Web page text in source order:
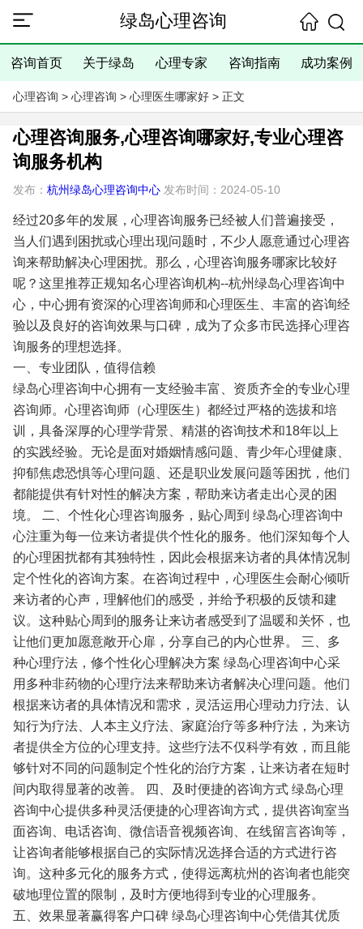
绿岛心理咨询
咨询首页 关于绿岛 心理专家 咨询指南 成功案例
心理咨询 > 心理咨询 > 心理医生哪家好> 正文
心理咨询服务,心理咨询哪家好,专业心理咨
询服务机构
发布： 杭州绿岛心理咨询中心发布时间：2024-05-10
经过20多年的发展，心理咨询服务已经被人们普遍接受，
当人们遇到困扰或心理出现问题时，不少人愿意通过心理咨
询来帮助解决心理困扰。那么，心理咨询服务哪家比较好
呢？这里推荐正规知名心理咨询机构--杭州绿岛心理咨询中
心，中心拥有资深的心理咨询师和心理医生、丰富的咨询经
验以及良好的咨询效果与口碑，成为了众多市民选择心理咨
询服务的理想选择。
一、专业团队，值得信赖
绿岛心理咨询中心拥有一支经验丰富、资质齐全的专业心理
咨询师。心理咨询师（心理医生）都经过严格的选拔和培
训，具备深厚的心理学背景、精湛的咨询技术和18年以上
的实践经验。无论是面对婚姻情感问题、青少年心理健康、
抑郁焦虑恐惧等心理问题、还是职业发展问题等困扰，他们
都能提供有针对性的解决方案，帮助来访者走出心灵的困
境。
二、个性化心理咨询服务，贴心周到 绿岛心理咨询中
心注重为每一位来访者提供个性化的服务。他们深知每个人
的心理困扰都有其独特性，因此会根据来访者的具体情况制
定个性化的咨询方案。在咨询过程中，心理医生会耐心倾听
来访者的心声，理解他们的感受，并给予积极的反馈和建
议。这种贴心周到的服务让来访者感受到了温暖和关怀，也
让他们更加愿意敞开心扉，分享自己的内心世界。
三、多
种心理疗法，修个性化心理解决方案 绿岛心理咨询中心采
用多种非药物的心理疗法来帮助来访者解决心理问题。他们
根据来访者的具体情况和需求，灵活运用心理动力疗法、认
知行为疗法、人本主义疗法、家庭治疗等多种疗法，为来访
者提供全方位的心理支持。这些疗法不仅科学有效，而且能
够针对不同的问题制定个性化的治疗方案，让来访者在短时
间内取得显著的改善。
四、及时便捷的咨询方式绿岛心理
咨询中心提供多种灵活便捷的心理咨询方式，提供咨询室当
面咨询、电话咨询、微信语音视频咨询、在线留言咨询等，
让咨询者能够根据自己的实际情况选择合适的方式进行咨
询。这种多元化的服务方式，使得远离杭州的咨询者也能突
破地理位置的限制，及时方便地得到专业的心理服务。
五、效果显著赢得客户口碑绿岛心理咨询中心凭借其优质